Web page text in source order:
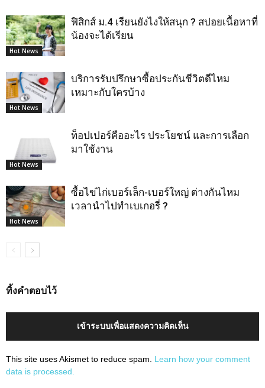
Hot News
ฟิสิกส์ ม.4 เรียนยังไงให้สนุก ? สปอยเนื้อหาที่
น้องจะได้เรียน
Hot News
บริการรับปรึกษาซื้อประกันชีวิตดีไหม
เหมาะกับใครบ้าง
Hot News
ท็อปเปอร์คืออะไร ประโยชน์ และการเลือก
มาใช้งาน
Hot News
ซื้อไข่ไก่เบอร์เล็ก-เบอร์ใหญ่ ต่างกันไหม
เวลานำไปทำเบเกอรี่ ?
ทิ้งคำตอบไว้
เข้าระบบเพื่อแสดงความคิดเห็น
This site uses Akismet to reduce spam. Learn how your comment
data is processed.